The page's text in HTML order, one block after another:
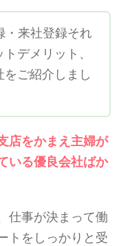
・来社登録それ
デメリット、
ご紹介しまし
店をかまえ主婦が
いる優良会社ばか
仕事が決まって働
トをしっかりと受